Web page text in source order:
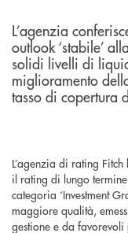
L’agenzia
outlook ‘stabile’
solidi livelli di
miglioramento
tasso di copertura
L’agenzia di rating
il rating di lungo termine
categoria ‘Investment
maggiore qualità,
gestione e da